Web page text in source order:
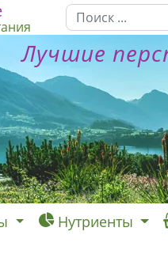
Лучшие
Нутриенты